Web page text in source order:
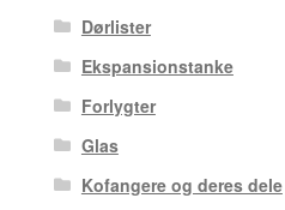
Dørlister
Ekspansionstanke
Forlygter
Glas
Kofangere og deres dele